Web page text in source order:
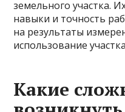
земельного участка.
навыки и точность
на результаты
использование
Какие